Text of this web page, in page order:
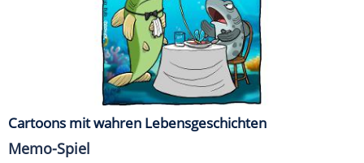
Cartoons mit wahren Lebensgeschichten
Memo-Spiel